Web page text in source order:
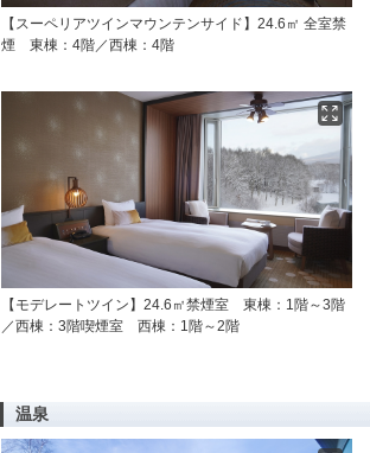
【スーペリアツインマウンテンサイド】24.6㎡ 全室禁
煙 東棟：4階／西棟：4階
【モデレートツイン】24.6㎡禁煙室 東棟：1階～3階
／西棟：3階喫煙室 西棟：1階～2階
温泉